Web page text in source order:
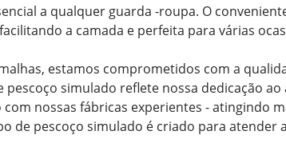
a qualquer guarda -roupa. O
a camada e perfeita para várias
estamos comprometidos com a
pescoço simulado reflete nossa dedicação
nossas fábricas experientes - atingindo
de pescoço simulado é criado para atender